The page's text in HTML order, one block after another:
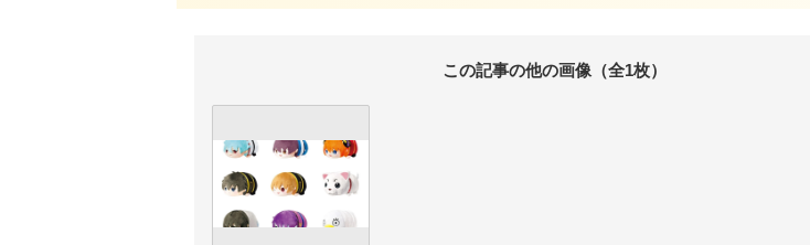
この記事の他の画像（全1枚）